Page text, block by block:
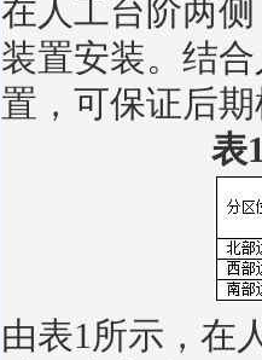
在人工台阶两
装置安装。结
置，可保证后
表
由表1所示，在